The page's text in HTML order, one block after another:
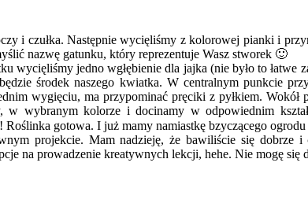
i czułka. Następnie wycięliśmy z kolorowej pianki i
nazwę gatunku, który reprezentuje Wasz stworek 🙂
wycięliśmy jedno wgłębienie dla jajka (nie było to łatwe
środek naszego kwiatka. W centralnym punkcie
wygięciu, ma przypominać pręciki z pyłkiem. Wokół
w wybranym kolorze i docinamy w odpowiednim
gotowa. I już mamy namiastkę bzyczącego
projekcie. Mam nadzieję, że bawiliście się dobrze i
na prowadzenie kreatywnych lekcji, hehe. Nie mogę się